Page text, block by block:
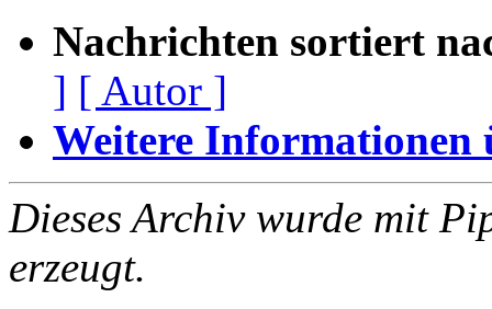
Nachrichten sortiert
] [ Autor ]
Weitere Informationen
Dieses Archiv wurde mit
erzeugt.